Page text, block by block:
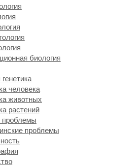
биология
человека
животных
растений
проблемы